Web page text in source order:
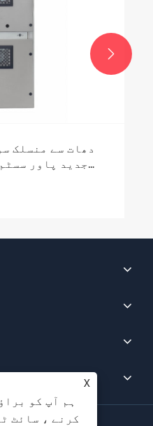

X
ہم آپ کو
کرنے ، سائٹ